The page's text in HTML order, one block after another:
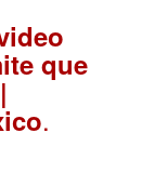
que
.